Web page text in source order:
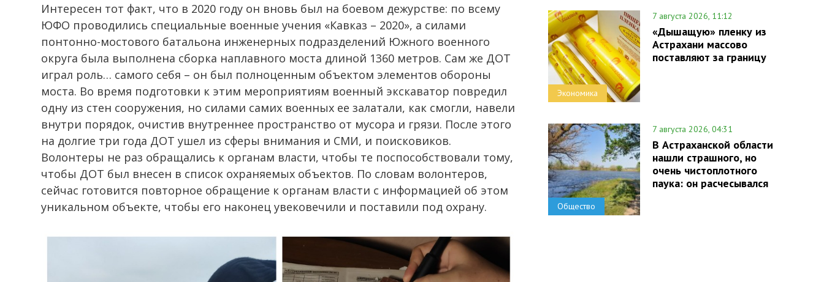
Интересен тот факт, что в 2020 году он вновь был на боевом дежурстве: по всему
ЮФО проводились специальные военные учения «Кавказ – 2020», а силами
понтонно-мостового батальона инженерных подразделений Южного военного
округа была выполнена сборка наплавного моста длиной 1360 метров. Сам же ДОТ
играл роль… самого себя – он был полноценным объектом элементов обороны
моста. Во время подготовки к этим мероприятиям военный экскаватор повредил
одну из стен сооружения, но силами самих военных ее залатали, как смогли, навели
внутри порядок, очистив внутреннее пространство от мусора и грязи. После этого
на долгие три года ДОТ ушел из сферы внимания и СМИ, и поисковиков.
Волонтеры не раз обращались к органам власти, чтобы те поспособствовали тому,
чтобы ДОТ был внесен в список охраняемых объектов. По словам волонтеров,
сейчас готовится повторное обращение к органам власти с информацией об этом
уникальном объекте, чтобы его наконец увековечили и поставили под охрану.
Экономика
7 августа 2026, 11:12
«Дышащую» пленку из
Астрахани массово
поставляют за границу
Общество
7 августа 2026, 04:31
В Астраханской области
нашли страшного, но
очень чистоплотного
паука: он расчесывался